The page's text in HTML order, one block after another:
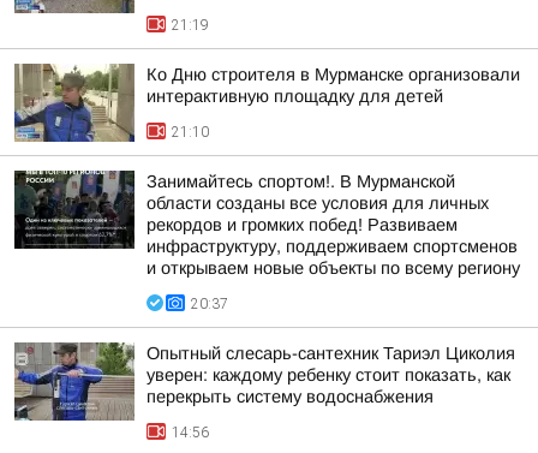
21:19
Ко Дню строителя в Мурманске организовали
интерактивную площадку для детей
21:10
Занимайтесь спортом!. В Мурманской
области созданы все условия для личных
рекордов и громких побед! Развиваем
инфраструктуру, поддерживаем спортсменов
и открываем новые объекты по всему региону
20:37
Опытный слесарь-сантехник Тариэл Циколия
уверен: каждому ребенку стоит показать, как
перекрыть систему водоснабжения
14:56